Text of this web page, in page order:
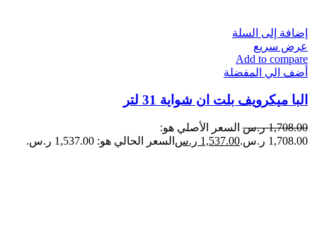
إضافة إلى السلة
عرض سريع
Add to compare
أضف الي المفضلة
البا ميكرويف بلت ان شواية 31 لتر
1,708.00 ر.س السعر الأصلي هو:
1,708.00 ر.س.
1,537.00 ر.س السعر الحالي هو: 1,537.00 ر.س.